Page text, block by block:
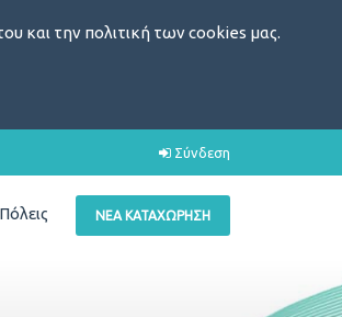
και την πολιτική των cookies μας.
Σύνδεση
ΝΈΑ ΚΑΤΑΧΏΡΗΣΗ